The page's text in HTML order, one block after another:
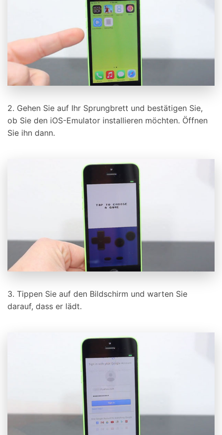
2. Gehen Sie auf Ihr Sprungbrett und bestätigen Sie,
ob Sie den iOS-Emulator installieren möchten. Öffnen
Sie ihn dann.
3. Tippen Sie auf den Bildschirm und warten Sie
darauf, dass er lädt.